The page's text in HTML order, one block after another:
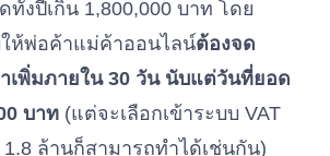
งปีเกิน 1,800,000 บาท โดย
ห้พ่อค้าแม่ค้าออนไลน์ต้องจด
เพิ่มภายใน 30 วัน นับแต่วันที่ยอด
บาท (แต่จะเลือกเข้าระบบ VAT
ล้านก็สามารถทำได้เช่นกัน)